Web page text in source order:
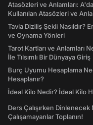
Atasözleri ve Anlamları:
Kullanılan Atasözleri ve
Tavla Diziliş Şekli Nasıldır?
ve Oynama Yönleri
Tarot Kartları ve Anlamları
İle Tılsımlı Bir Dünyaya Giriş
Burç Uyumu Hesaplama
Hesaplanır?
İdeal Kilo Nedir? İdeal Kilo
Ders Çalışırken
Çalışamayanlar Toplanın!